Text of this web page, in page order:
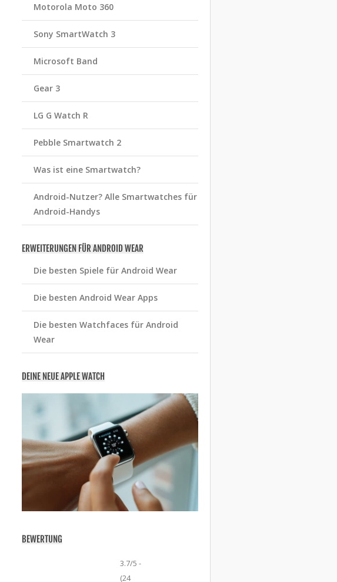
Motorola Moto 360
Sony SmartWatch 3
Microsoft Band
Gear 3
LG G Watch R
Pebble Smartwatch 2
Was ist eine Smartwatch?
Android-Nutzer? Alle Smartwatches für
Android-Handys
ERWEITERUNGEN FÜR ANDROID WEAR
Die besten Spiele für Android Wear
Die besten Android Wear Apps
Die besten Watchfaces für Android
Wear
DEINE NEUE APPLE WATCH
BEWERTUNG
3.7/5 -
(24